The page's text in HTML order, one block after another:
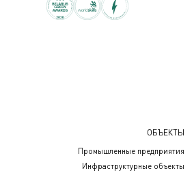
ОБЪЕКТЫ
Промышленные предприятия
Инфраструктурные объекты